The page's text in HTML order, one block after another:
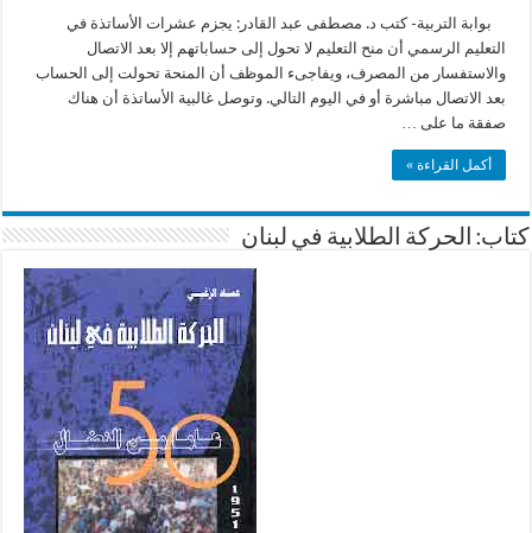
بوابة التربية- كتب د. مصطفى عبد القادر: يجزم عشرات الأساتذة في
التعليم الرسمي أن منح التعليم لا تحول إلى حساباتهم إلا بعد الاتصال
والاستفسار من المصرف، ويفاجىء الموظف أن المنحة تحولت إلى الحساب
بعد الاتصال مباشرة أو في اليوم التالي. وتوصل غالبية الأساتذة أن هناك
صفقة ما على …
أكمل القراءة »
كتاب: الحركة الطلابية في لبنان